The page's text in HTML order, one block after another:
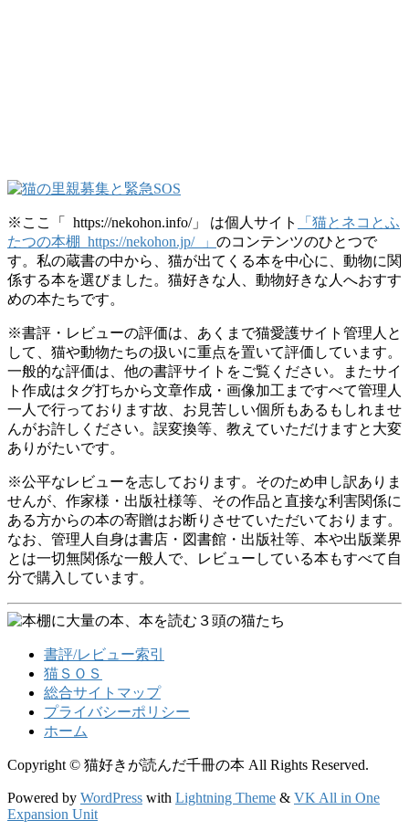
※ここ「 https://nekohon.info/」 は個人サイト
「猫とネコとふ
たつの本棚 https://nekohon.jp/ 」 のコンテンツのひとつで
す。私の蔵書の中から、猫が出てくる本を中心に、動物に関
係する本を選びました。猫好きな人、動物好きな人へおすす
めの本たちです。
※書評・レビューの評価は、あくまで猫愛護サイト管理人と
して、猫や動物たちの扱いに重点を置いて評価しています。
一般的な評価は、他の書評サイトをご覧ください。またサイ
ト作成はタグ打ちから文章作成・画像加工まですべて管理人
一人で行っております故、お見苦しい個所もあるもしれませ
んがお許しください。誤変換等、教えていただけますと大変
ありがたいです。
※公平なレビューを志しております。そのため申し訳ありま
せんが、作家様・出版社様等、その作品と直接な利害関係に
ある方からの本の寄贈はお断りさせていただいております。
なお、管理人自身は書店・図書館・出版社等、本や出版業界
とは一切無関係な一般人で、レビューしている本もすべて自
分で購入しています。
書評/レビュー索引
猫ＳＯＳ
総合サイトマップ
プライバシーポリシー
ホーム
Copyright © 猫好きが読んだ千冊の本 All Rights Reserved.
Powered by WordPress with Lightning Theme & VK All in One
Expansion Unit